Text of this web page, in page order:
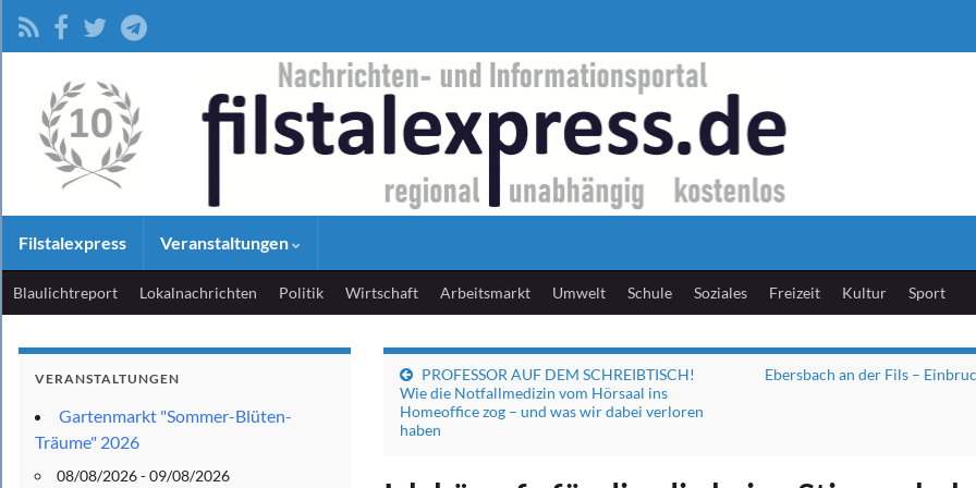
Filstalexpress Veranstaltungen
Blaulichtreport Lokalnachrichten Politik Wirtschaft Arbeitsmarkt Umwelt Schule Soziales Freizeit Kultur Sport
PROFESSOR AUF DEM SCHREIBTISCH!
Wie die Notfallmedizin vom Hörsaal ins
Homeoffice zog – und was wir dabei verloren
haben
Ebersbach an der Fils –
VERANSTALTUNGEN
Gartenmarkt "Sommer-Blüten-
Träume" 2026
08/08/2026 - 09/08/2026